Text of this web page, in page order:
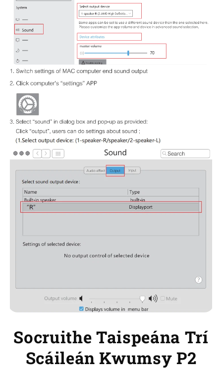
Socruithe Taispeána Trí
Scáileán Kwumsy P2